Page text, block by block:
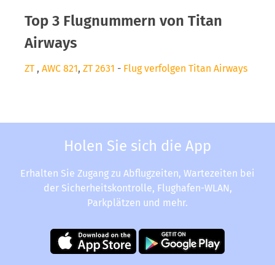
Top 3 Flugnummern von Titan
Airways
ZT , AWC 821, ZT 2631 - Flug verfolgen Titan Airways
Holen Sie sich die App
Erhalten Sie Zugang zu Abflugzeiten, Wartezeiten bei
der Sicherheitskontrolle, Flughafen-WLAN,
Parkplätzen und mehr.